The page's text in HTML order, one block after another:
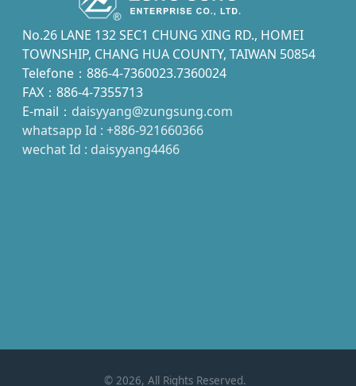
No.26 LANE 132 SEC1 CHUNG XING RD., HOMEI
TOWNSHIP, CHANG HUA COUNTY, TAIWAN 50854
Telefone：886-4-7360023.7360024
FAX：886-4-7355713
E-mail： daisyyang@zungsung.com
whatsapp Id : +886-921660366
wechat Id : daisyyang4466
© 2026, All Rights Reserved.